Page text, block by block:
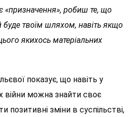
«призначення», робиш те, що
буде твоїм шляхом, навіть якщо
якихось матеріальних
показує, що навіть у
війни можна знайти своє
позитивнізміни в суспільстві,